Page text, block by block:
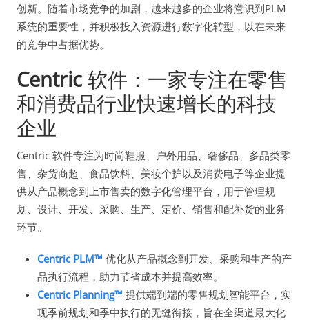
创新。随着市场竞争的加剧，越来越多的企业将意识到PLM
系统的重要性，并积极投入资源进行数字化转型，以在未来
的竞争中占据优势。
Centric 软件：一家专注在零售
和消费品行业快速增长的科技
企业
Centric 软件专注为时尚鞋服、户外用品、奢侈品、多品类零
售、杂货商超、食品饮料、美妆个护以及消费电子等企业提
供从产品概念到上市售卖的数字化管理平台，用于管理规
划、设计、开发、采购、生产、定价、销售和配补货的业务
环节。
Centric PLM™ 优化从产品概念到开发、采购和生产的产
品执行流程，助力节省成本并提高效率。
Centric Planning™ 提供端到端的零售规划智能平台，实
现季前规划和季中执行的无缝衔接，旨在全渠道最大化